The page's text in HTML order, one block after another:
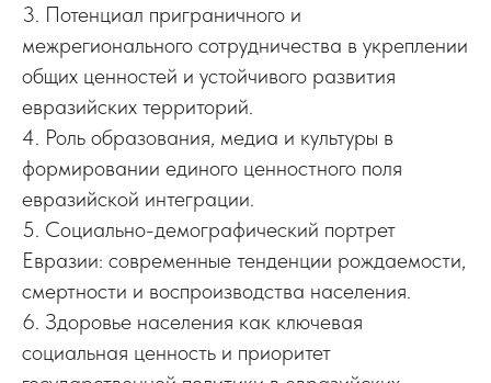
3. Потенциал приграничного и
межрегионального сотрудничества в укреплении
общих ценностей и устойчивого развития
евразийских территорий.
4. Роль образования, медиа и культуры в
формировании единого ценностного поля
евразийской интеграции.
5. Социально-демографический портрет
Евразии: современные тенденции рождаемости,
смертности и воспроизводства населения.
6. Здоровье населения как ключевая
социальная ценность и приоритет